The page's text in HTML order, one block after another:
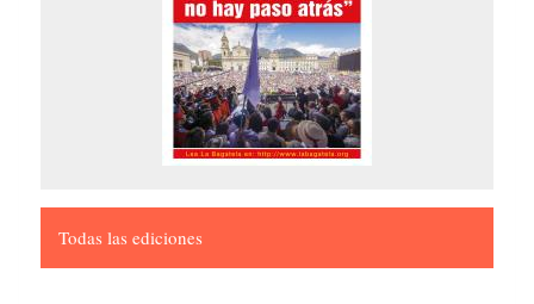
Todas las ediciones